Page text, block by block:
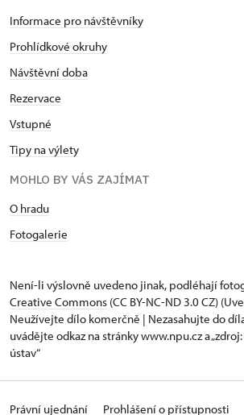
Informace pro návštěvníky
Prohlídkové okruhy
Návštěvní doba
Rezervace
Vstupné
Tipy na výlety
MOHLO BY VÁS ZAJÍMAT
O hradu
Fotogalerie
Není-li výslovně uvedeno jinak, podléhají
Creative Commons (CC BY-NC-ND 3.0 CZ)
Neužívejte dílo komerčně | Nezasahujte do
uvádějte odkaz na stránky www.npu.cz a
ústav“
Právní ujednání Prohlášení o přístupnosti